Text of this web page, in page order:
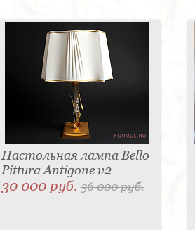
Настольная лампа Bello
Pittura Antigone v2
30 000 руб.36 000 руб.